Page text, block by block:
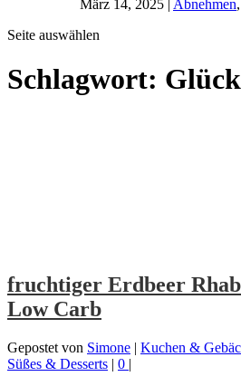
März 14, 2025 | Abnehmen,
Seite auswählen
Schlagwort:
fruchtiger Erdbeer
Low Carb
Gepostet von Simone | Kuchen &
Süßes & Desserts | 0 |